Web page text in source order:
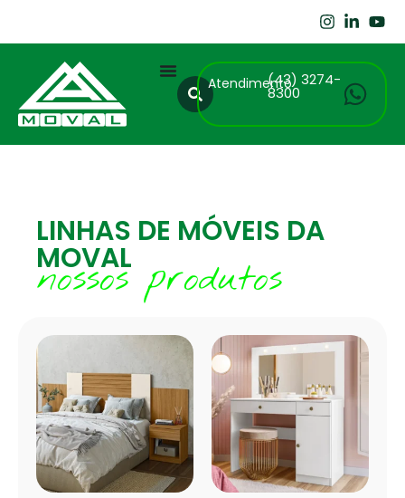
Atendimento(43) 3274-
8300
LINHAS DE MÓVEIS DA
MOVAL
nossos produtos